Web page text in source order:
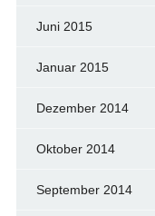
Juni 2015
Januar 2015
Dezember 2014
Oktober 2014
September 2014